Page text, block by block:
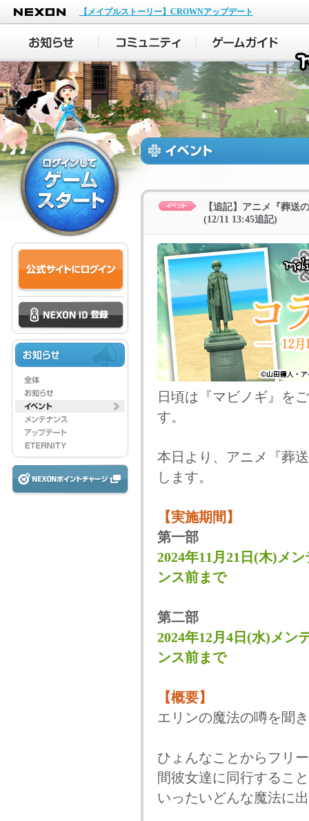
NEXON
【メイプルストーリー】CROWNアップデート
【追記】アニメ『葬送
(12/11 13:45追記)
日頃は『マビノギ』を
す。
本日より、アニメ『葬
します。
【実施期間】
第一部
2024年11月21日(木)メ
ンス前まで
第二部
2024年12月4日(水)メン
ンス前まで
【概要】
エリンの魔法の噂を聞
ひょんなことからフリ
間彼女達に同行するこ
いったいどんな魔法に